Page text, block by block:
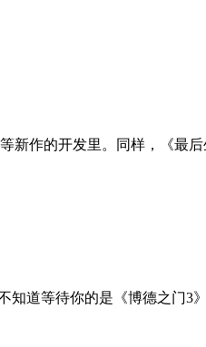
作的开发里。同样，《最后
道等待你的是《博德之门3